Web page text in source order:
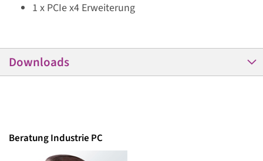
1 x PCIe x4 Erweiterung
Downloads
Beratung Industrie PC